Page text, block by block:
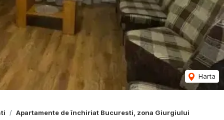
Harta
Apartamente de închiriat Bucuresti, zona Giurgiului